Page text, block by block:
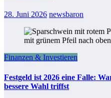
28. Juni 2026 newsbaron
Finanzen & Investieren
Festgeld ist 2026 eine Falle:
bessere Wahl triffst